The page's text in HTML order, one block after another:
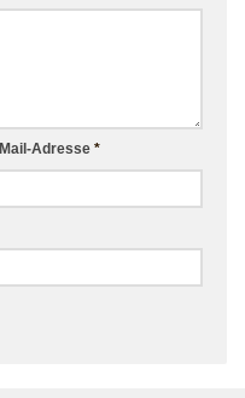
Adresse *